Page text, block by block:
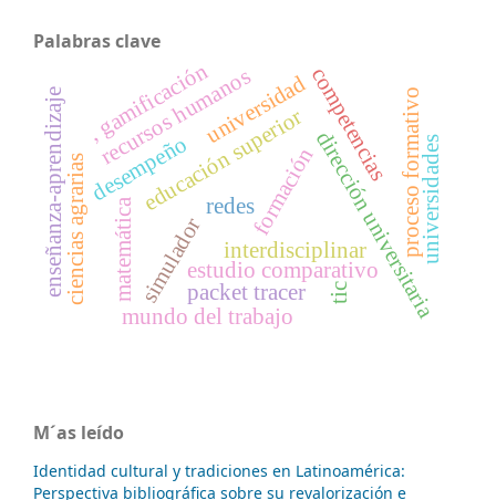
Palabras clave
desempeño
educación superior
formacióndirección universitaria
estudio comparativo
recursos humanos
simuladorpacket tracer
redes
tic
ciencias agrarias
mundo del trabajo
enseñanza-aprendizaje proceso formativo
matemática
universidad
interdisciplinar
competencias
, gamificación
universidades
M´as leído
Identidad cultural y tradiciones en Latinoamérica:
Perspectiva bibliográfica sobre su revalorización e